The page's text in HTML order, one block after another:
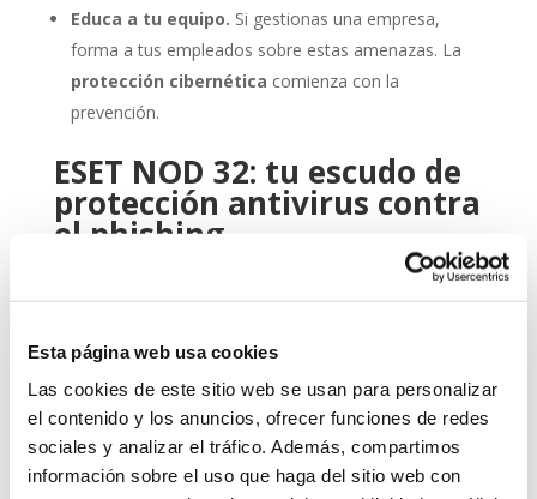
Esta página web usa cookies
Las cookies de este sitio web se usan para personalizar
el contenido y los anuncios, ofrecer funciones de redes
sociales y analizar el tráfico. Además, compartimos
información sobre el uso que haga del sitio web con
Educa a tu equipo. Si gestionas una empresa,
forma a tus empleados sobre estas amenazas. La
protección cibernética comienza con la
prevención.
ESET NOD 32: tu escudo de
protección antivirus contra
el phishing
Aquí es donde entra en juego una herramienta
profesional comoESET NOD 32. Esteantivirusha
rendimiento, facilidad de uso y detección avanzada de
amenazas.
Gracias a sus capacidades heurísticas y su protección
en tiempo real, ESET NOD 32 detecta y bloquea
intentos de phishing antes de que puedan causarte